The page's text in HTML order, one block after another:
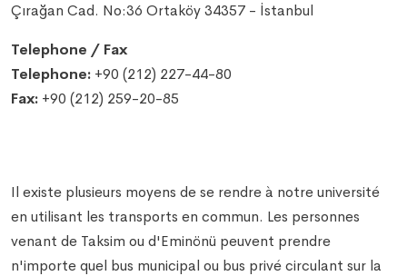
Çırağan Cad. No:36 Ortaköy 34357 - İstanbul
Telephone / Fax
Telephone: +90 (212) 227-44-80
Fax: +90 (212) 259-20-85
Il existe plusieurs moyens de se rendre à notre université
en utilisant les transports en commun. Les personnes
venant de Taksim ou d'Eminönü peuvent prendre
n'importe quel bus municipal ou bus privé circulant sur la